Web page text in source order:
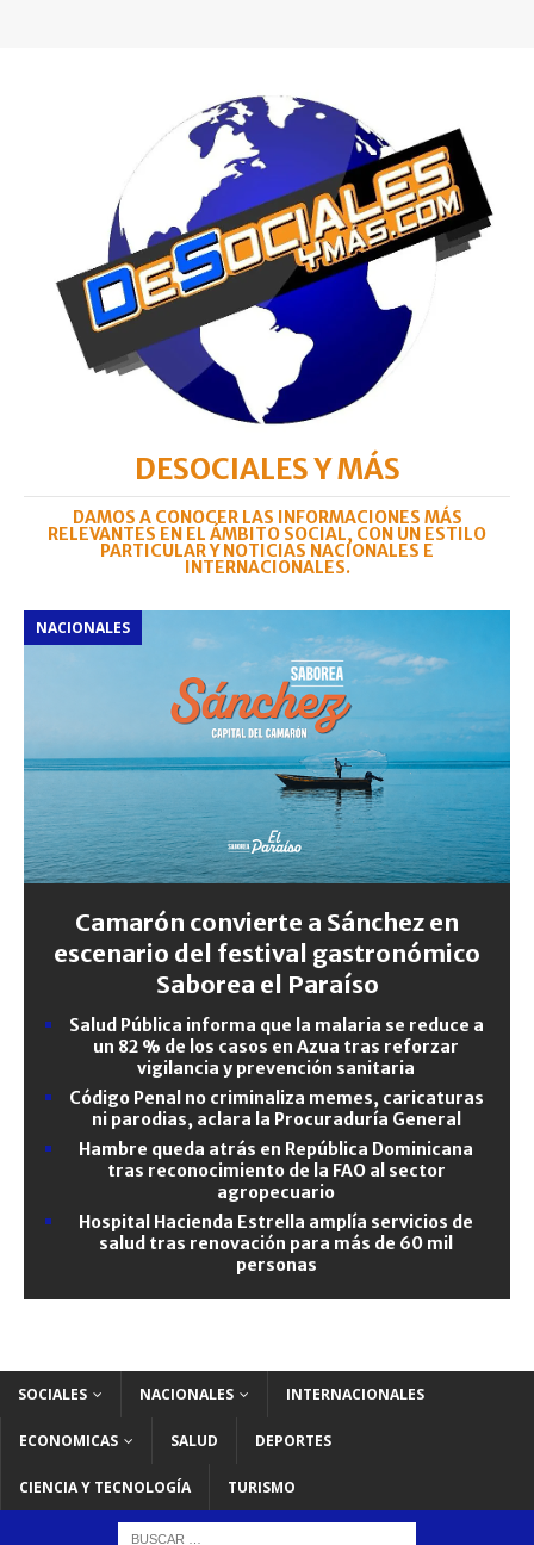
DESOCIALES Y MÁS
DAMOS A CONOCER LAS INFORMACIONES MÁS
RELEVANTES EN EL ÁMBITO SOCIAL, CON UN ESTILO
PARTICULAR Y NOTICIAS NACIONALES E
INTERNACIONALES.
NACIONALES
Camarón convierte a Sánchez en
escenario del festival gastronómico
Saborea el Paraíso
Salud Pública informa que la malaria se reduce a
un 82 % de los casos en Azua tras reforzar
vigilancia y prevención sanitaria
Código Penal no criminaliza memes, caricaturas
ni parodias, aclara la Procuraduría General
Hambre queda atrás en República Dominicana
tras reconocimiento de la FAO al sector
agropecuario
Hospital Hacienda Estrella amplía servicios de
salud tras renovación para más de 60 mil
personas
SOCIALES NACIONALES INTERNACIONALES
ECONOMICAS SALUD DEPORTES
CIENCIA Y TECNOLOGÍA TURISMO